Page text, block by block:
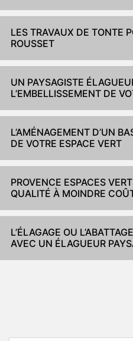
LES TRAVAUX DE TONTE
ROUSSET
UN PAYSAGISTE
L’EMBELLISSEMENT DE
L’AMÉNAGEMENT D’UN
DE VOTRE ESPACE VERT
PROVENCE ESPACES
QUALITÉ À MOINDRE
L’ÉLAGAGE OU
AVEC UN ÉLAGUEUR